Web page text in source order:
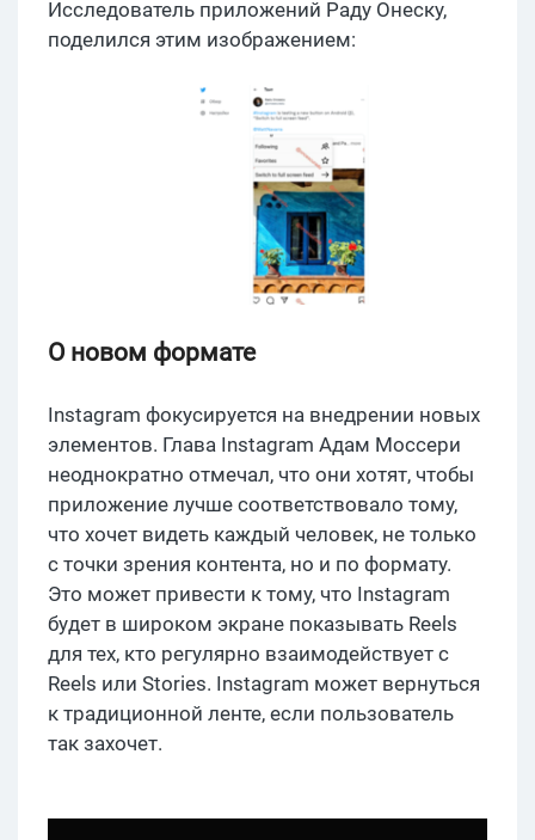
Исследователь приложений Раду Онеску,
поделился этим изображением:
О новом формате
Instagram фокусируется на внедрении новых
элементов. Глава Instagram Адам Моссери
неоднократно отмечал, что они хотят, чтобы
приложение лучше соответствовало тому,
что хочет видеть каждый человек, не только
с точки зрения контента, но и по формату.
Это может привести к тому, что Instagram
будет в широком экране показывать Reels
для тех, кто регулярно взаимодействует с
Reels или Stories. Instagram может вернуться
к традиционной ленте, если пользователь
так захочет.